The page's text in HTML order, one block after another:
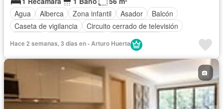
Agua
Alberca Zona infantil Asador
Balcón
Caseta de vigilancia
Circuito cerrado de televisión
Cocina integral
Estacionamiento
Recámara con closet
Azotea
Seguridad
Vista panorámica Sin amueblar
Hace 2 semanas, 3 días en - Arturo Huerta